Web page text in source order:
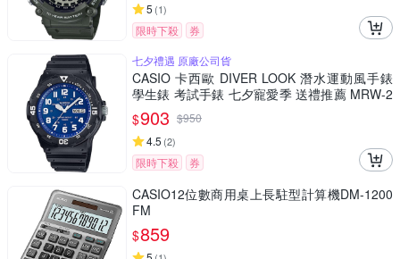
5 (1)
限時下殺
券
七夕禮遇 原廠公司貨
CASIO 卡西歐 DIVER LOOK 潛水運動風手錶
學生錶 考試手錶 七夕寵愛季 送禮推薦 MRW-2
00H-2B2
$903 $950
4.5 (2)
限時下殺 券
CASIO12位數商用桌上長駐型計算機DM-1200
FM
$859